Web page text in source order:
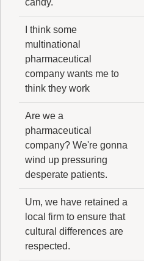
candy.
I think some
multinational
pharmaceutical
company wants me to
think they work
Are we a
pharmaceutical
company? We're gonna
wind up pressuring
desperate patients.
Um, we have retained a
local firm to ensure that
cultural differences are
respected.